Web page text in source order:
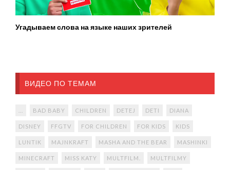
Угадываем слова на языке наших зрителей
ВИДЕО ПО ТЕМАМ
BAD BABY CHILDREN DETEJ DETI DIANA
DISNEY FFGTV FOR CHILDREN FOR KIDS KIDS
LUNTIK MAJNKRAFT MASHA AND THE BEAR MASHINKI
MINECRAFT MISS KATY MULTFILM. MULTFILMY